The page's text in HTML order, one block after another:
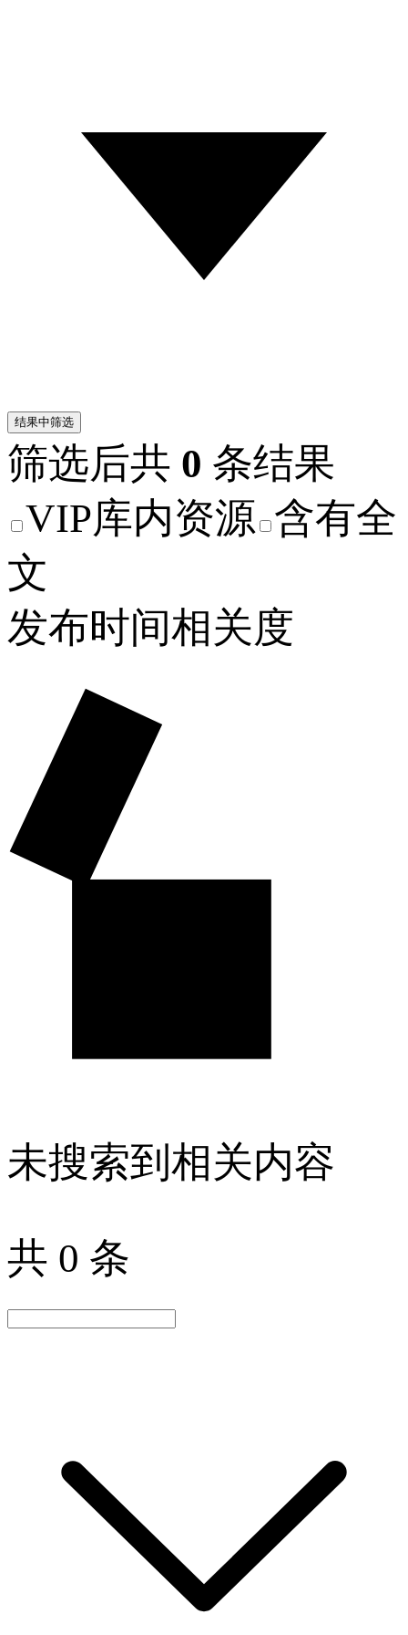
结果中筛选
筛选后共 0 条结果
VIP库内资源 含有全
文
发布时间相关度
未搜索到相关内容
共 0 条